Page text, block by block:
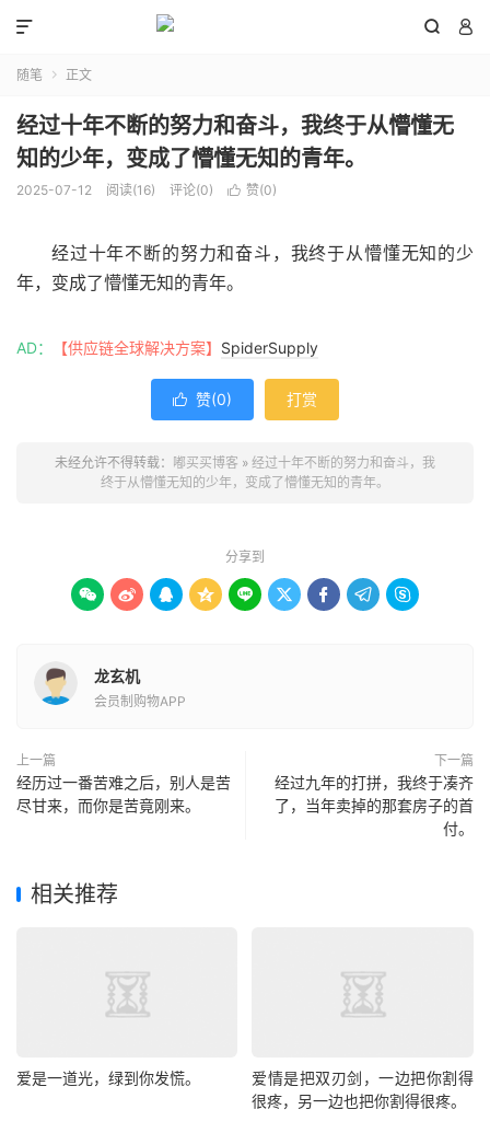
 

随笔  正文
经过十年不断的努力和奋斗，我终于从懵懂无
知的少年，变成了懵懂无知的青年。
2025-07-12 阅读(16) 评论(0)  赞(0)
经过十年不断的努力和奋斗，我终于从懵懂无知的少
年，变成了懵懂无知的青年。
AD： 【供应链全球解决方案】 SpiderSupply
 赞(0) 打赏
未经允许不得转载： 嘟买买博客 » 经过十年不断的努力和奋斗，我
终于从懵懂无知的少年，变成了懵懂无知的青年。
分享到
        
龙玄机
会员制购物APP
上一篇
经历过一番苦难之后，别人是苦
尽甘来，而你是苦竟刚来。
下一篇
经过九年的打拼，我终于凑齐
了，当年卖掉的那套房子的首
付。
相关推荐
爱是一道光，绿到你发慌。
爱情是把双刃剑，一边把你割得
很疼，另一边也把你割得很疼。